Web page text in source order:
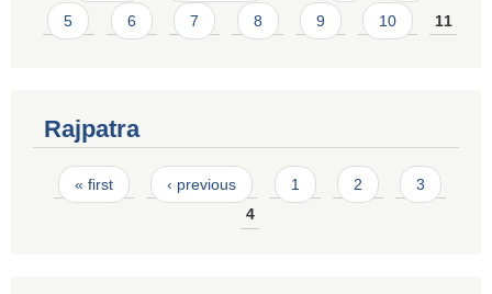
5 6 7 8 9 10 11
Rajpatra
Pages
« first ‹ previous 1 2
3
4